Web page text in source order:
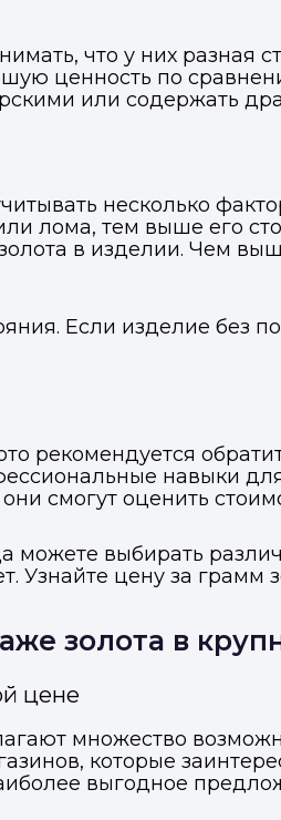
что у них разная
ценность по
или содержать
несколько
лома, тем выше его
в изделии. Чем
Если изделие без
рекомендуется
навыки
смогут оценить
можете выбирать
Узнайте цену за грамм
золота в
цене
множество
которые
выгодное